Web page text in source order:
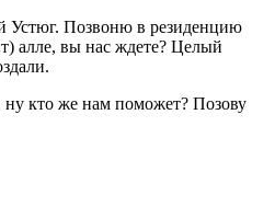
Устюг. Позвоню в резиденцию
алле, вы нас ждете? Целый
кто же нам поможет? Позову